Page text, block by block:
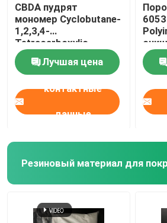
CBDA пудрят
мономер Cyclobutane-
1,2,3,4-
Tetracarboxylic
Dianhydride Polyimide
CAS 4415-87-6
Лучшая цена
контактные
данные
Резиновый материал для